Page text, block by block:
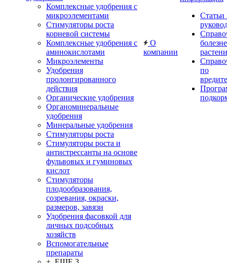
Комплексные удобрения с
микроэлементами
Стимуляторы роста
корневой системы
Комплексные удобрения с
аминокислотами
Микроэлементы
Удобрения
пролонгированного
действия
Органические удобрения
Органоминеральные
удобрения
Минеральные удобрения
Стимуляторы роста
Стимуляторы роста и
антистрессанты на основе
фульвовых и гуминовых
кислот
Стимуляторы
плодообразования,
созревания, окраски,
размеров, завязи
Удобрения фасовкой для
личных подсобных
хозяйств
Вспомогательные
препараты
О
компании
Статьи
по